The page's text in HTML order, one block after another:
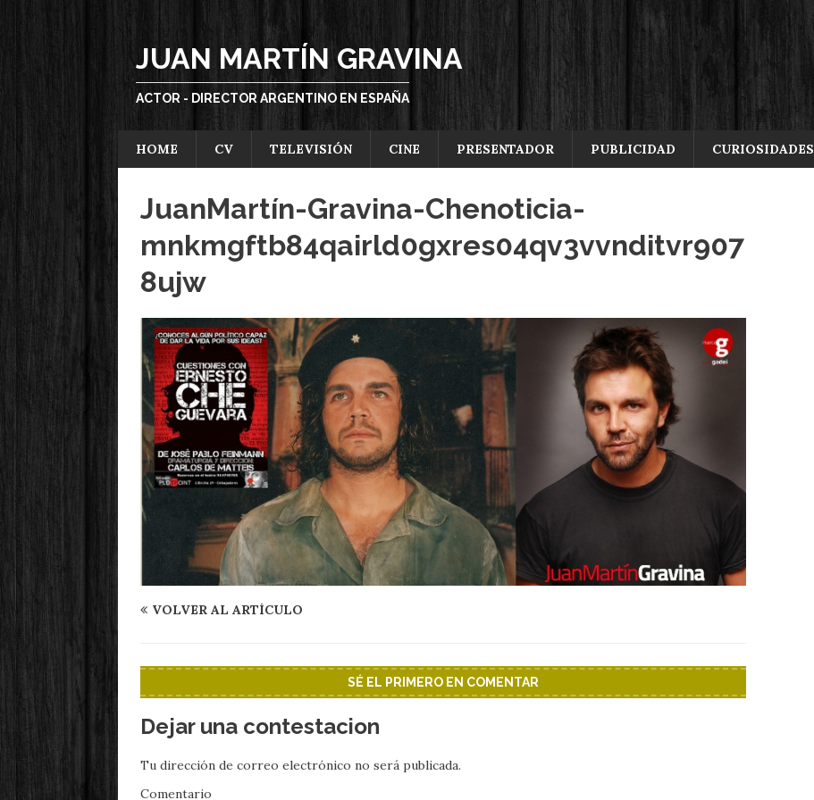
JUAN MARTÍN GRAVINA
ACTOR - DIRECTOR ARGENTINO EN ESPAÑA
HOME CV TELEVISIÓN CINE PRESENTADOR PUBLICIDAD CURIOSIDADES
JuanMartín-Gravina-Chenoticia-
mnkmgftb84qairld0gxres04qv3vvnditvr907
8ujw
VOLVER AL ARTÍCULO
SÉ EL PRIMERO EN COMENTAR
Dejar una contestacion
Tu dirección de correo electrónico no será publicada.
Comentario